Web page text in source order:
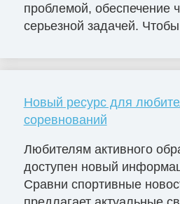
проблемой, обеспечение
серьезной задачей.
Новый ресурс для
соревнований
Любителям активного
доступен новый
Сравни спортивные